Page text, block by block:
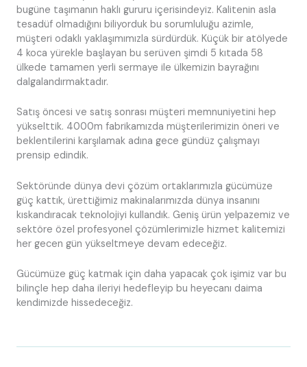
bugüne taşımanın haklı gururu içerisindeyiz. Kalitenin asla
tesadüf olmadığını biliyorduk bu sorumluluğu azimle,
müşteri odaklı yaklaşımımızla sürdürdük. Küçük bir atölyede
4 koca yürekle başlayan bu serüven şimdi 5 kıtada 58
ülkede tamamen yerli sermaye ile ülkemizin bayrağını
dalgalandırmaktadır.
Satış öncesi ve satış sonrası müşteri memnuniyetini hep
yükselttik. 4000m fabrikamızda müşterilerimizin öneri ve
beklentilerini karşılamak adına gece gündüz çalışmayı
prensip edindik.
Sektöründe dünya devi çözüm ortaklarımızla gücümüze
güç kattık, ürettiğimiz makinalarımızda dünya insanını
kıskandıracak teknolojiyi kullandık. Geniş ürün yelpazemiz ve
sektöre özel profesyonel çözümlerimizle hizmet kalitemizi
her gecen gün yükseltmeye devam edeceğiz.
Gücümüze güç katmak için daha yapacak çok işimiz var bu
bilinçle hep daha ileriyi hedefleyip bu heyecanı daima
kendimizde hissedeceğiz.